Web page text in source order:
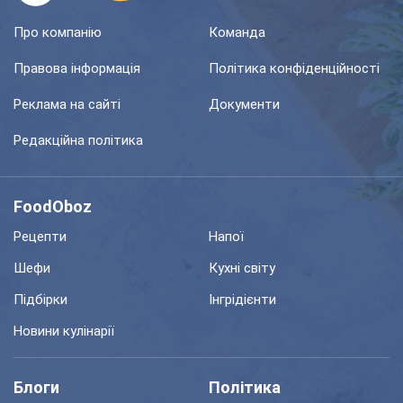
Про компанію Команда
Правова інформація Політика конфіденційності
Реклама на сайті Документи
Редакційна політика
FoodOboz
Рецепти
Напої
Шефи
Кухні світу
Підбірки
Інгрідієнти
Новини кулінарії
Блоги Політика